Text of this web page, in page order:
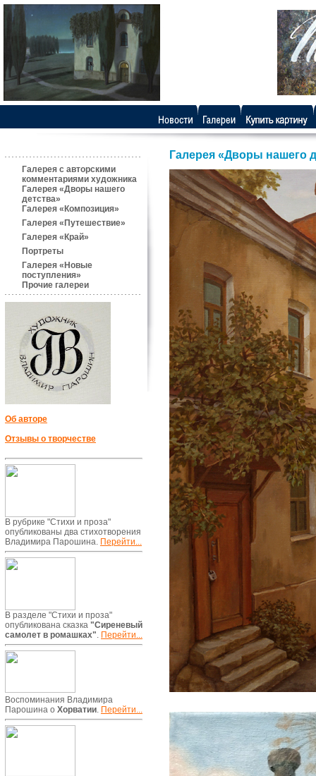
Галерея с авторскими
комментариями художника
Галерея «Дворы нашего
детства»
Галерея «Композиция»
Галерея «Путешествие»
Галерея «Край»
Портреты
Галерея «Новые
поступления»
Прочие галереи
Об авторе
Отзывы о творчестве
В рубрике "Стихи и проза"
опубликованы два стихотворения
Владимира Парошина. Перейти...
В разделе "Стихи и проза"
опубликована сказка "Сиреневый
самолет в ромашках". Перейти...
Воспоминания Владимира
Парошина о Хорватии. Перейти...
Галерея «Дворы нашего